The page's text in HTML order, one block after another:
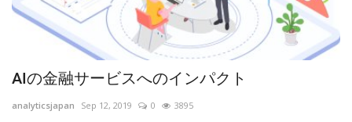
教育
企業リンク
Login
AIの金融サービスへのインパクト
analyticsjapan Sep 12, 2019 0 3895